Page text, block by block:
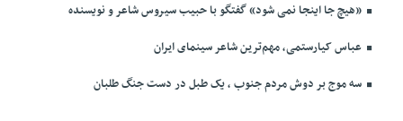
«هیچ جا اینجا نمی شود» گفتگو با حبیب سیروس شاعر و نویسنده
عباس کیارستمی، مهم‌ترین شاعر سینمای ایران
سه موج بر دوش مردم جنوب ، یک طبل در دست جنگ طلبان